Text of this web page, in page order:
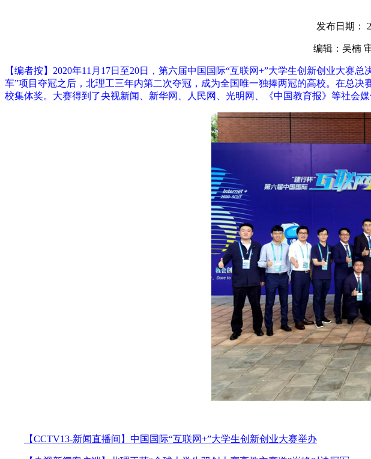
发布日期：
编辑：吴楠
【编者按】2020年11月17日至20日，第六届中国国际“互联网+”大学生创新创业大赛
车”项目夺冠之后，北理工三年内第二次夺冠，成为全国唯一独捧两冠的高校。在总
校集体奖。大赛得到了央视新闻、新华网、人民网、光明网、《中国教育报》等社会媒
【CCTV13-新闻直播间】中国国际“互联网+”大学生创新创业大赛举办